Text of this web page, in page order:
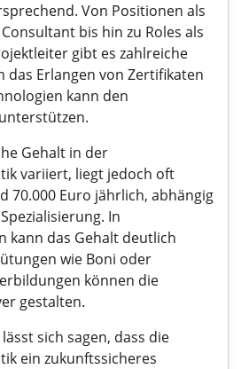
Von Positionen als
bis hin zu Roles als
gibt es zahlreiche
das Erlangen von Zertifikaten
kann den
Gehalt in der
variiert, liegt jedoch oft
70.000 Euro jährlich, abhängig
In
kann das Gehalt deutlich
wie Boni oder
können die
gestalten.
sich sagen, dass die
ein zukunftssicheres